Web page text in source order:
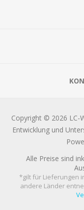
Copyright © 2026 LC-
Entwicklung und
Alle Preise sind
*gilt für Lieferungen
andere Länder